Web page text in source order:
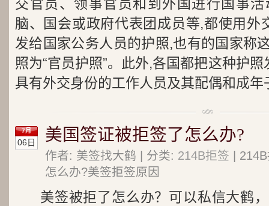
交官员、领事官员和到外国进行国事
脑、国会或政府代表团成员等,都使用外
发给国家公务人员的护照,也有的国家称
照为“官员护照”。此外,各国都把这种护
具有外交身份的工作人员及其配偶和成年
7月
06日 美国签证被拒签了怎么办?
作者: 美签找大鹤 | 分类: 214B拒签 |
怎么办?美签拒签原因
美签被拒了怎么办？可以私信大鹤